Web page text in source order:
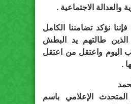
والعدالة الاجتماعية .
نؤكد تضامننا الكامل
طالتهم يد البطش
واعتقل من اعتقل
.
الإعلامي باسم